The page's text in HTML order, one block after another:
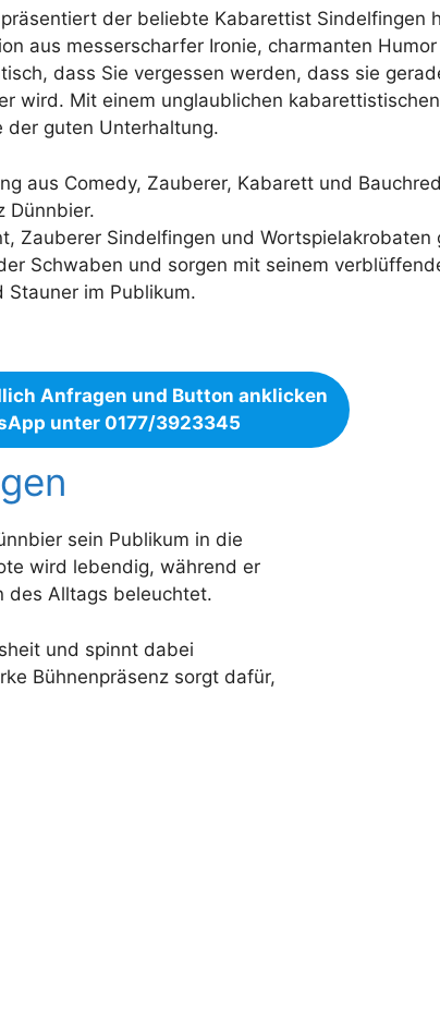
der beliebte Kabarettist Sindelfingen
aus messerscharfer Ironie, charmanten
dass Sie vergessen werden, dass sie
wird. Mit einem unglaublichen
der guten Unterhaltung.
aus Comedy, Zauberer, Kabarett und
Dünnbier.
Zauberer Sindelfingen und
Schwaben und sorgen mit seinem
Stauner im Publikum.
Anfragen und Button anklicken
unter 0177/3923345
sein Publikum in die
wird lebendig, während er
des Alltags beleuchtet.
und spinnt dabei
Bühnenpräsenz sorgt dafür,